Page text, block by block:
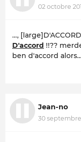
02 octobre
…,
D'accord !!??
ben d'accord alors…
Jean-no
30 septembre